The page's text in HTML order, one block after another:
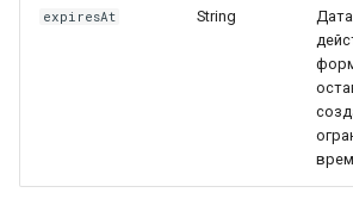
как
expiresAt String